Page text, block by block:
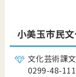
小美玉市民
文化芸術課
0299-48-